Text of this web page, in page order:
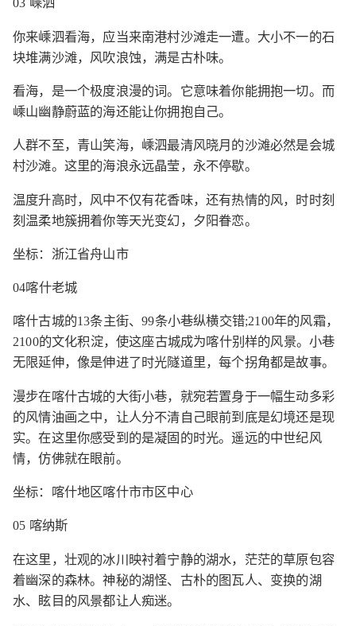
你来嵊泗看海，应当来南港村沙滩走一遭。大小不一的石
块堆满沙滩，风吹浪蚀，满是古朴味。
看海，是一个极度浪漫的词。它意味着你能拥抱一切。而
嵊山幽静蔚蓝的海还能让你拥抱自己。
人群不至，青山笑海，嵊泗最清风晓月的沙滩必然是会城
村沙滩。这里的海浪永远晶莹，永不停歇。
温度升高时，风中不仅有花香味，还有热情的风，时时刻
刻温柔地簇拥着你等天光变幻，夕阳眷恋。
坐标：浙江省舟山市
04喀什老城
喀什古城的13条主街、99条小巷纵横交错;2100年的风霜，
2100的文化积淀，使这座古城成为喀什别样的风景。小巷
无限延伸，像是伸进了时光隧道里，每个拐角都是故事。
漫步在喀什古城的大街小巷，就宛若置身于一幅生动多彩
的风情油画之中，让人分不清自己眼前到底是幻境还是现
实。在这里你感受到的是凝固的时光。遥远的中世纪风
情，仿佛就在眼前。
坐标：喀什地区喀什市市区中心
05 喀纳斯
在这里，壮观的冰川映衬着宁静的湖水，茫茫的草原包容
着幽深的森林。神秘的湖怪、古朴的图瓦人、变换的湖
水、眩目的风景都让人痴迷。